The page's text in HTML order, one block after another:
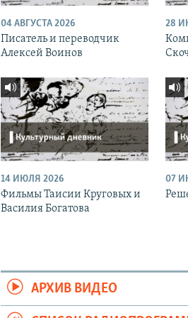
04 АВГУСТА 2026
Писатель и переводчик
Алексей Воинов
28
14 ИЮЛЯ 2026
Фильмы Таисии Круговых и
Василия Богатова
07
АРХИВ ВИДЕО